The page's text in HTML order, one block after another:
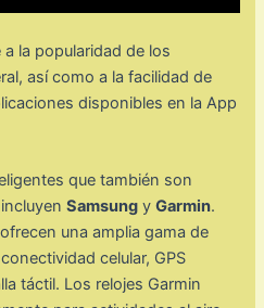
la popularidad de los
así como a la facilidad de
disponibles en la App
que también son
incluyenSamsung yGarmin.
una amplia gama de
celular, GPS
táctil. Los relojes Garmin